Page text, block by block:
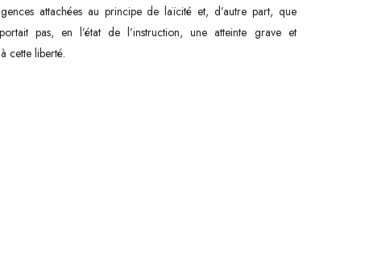
attachées au principe de laïcité et, d’autre part, que
pas, en l’état de l’instruction, une atteinte grave et
cette liberté.